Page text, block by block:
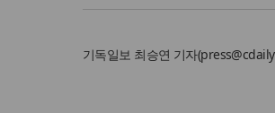
기독일보 최승연 기자(